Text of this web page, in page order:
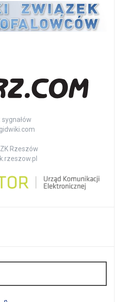
Rzeszów